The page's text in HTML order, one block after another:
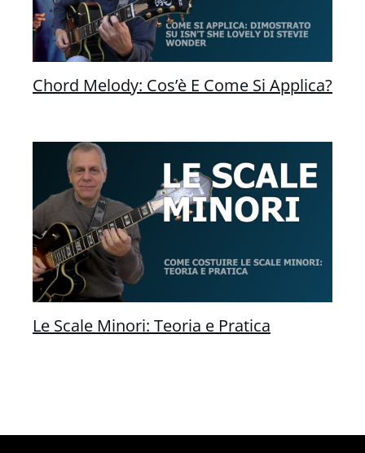
Chord Melody: Cos’è E Come Si Applica?
Le Scale Minori: Teoria e Pratica